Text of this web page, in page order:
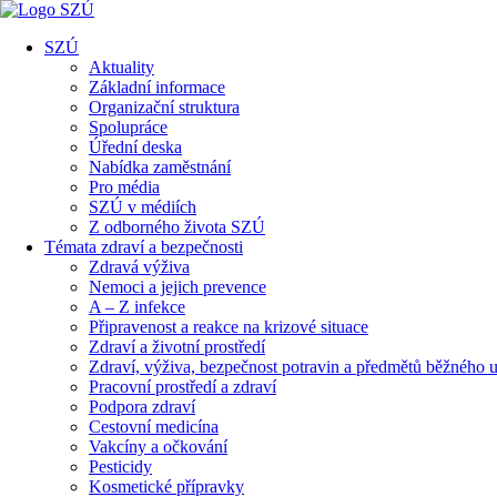
SZÚ
Aktuality
Základní informace
Organizační struktura
Spolupráce
Úřední deska
Nabídka zaměstnání
Pro média
SZÚ v médiích
Z odborného života SZÚ
Témata zdraví a bezpečnosti
Zdravá výživa
Nemoci a jejich prevence
A – Z infekce
Připravenost a reakce na krizové situace
Zdraví a životní prostředí
Zdraví, výživa, bezpečnost potravin a předmětů běžného
Pracovní prostředí a zdraví
Podpora zdraví
Cestovní medicína
Vakcíny a očkování
Pesticidy
Kosmetické přípravky